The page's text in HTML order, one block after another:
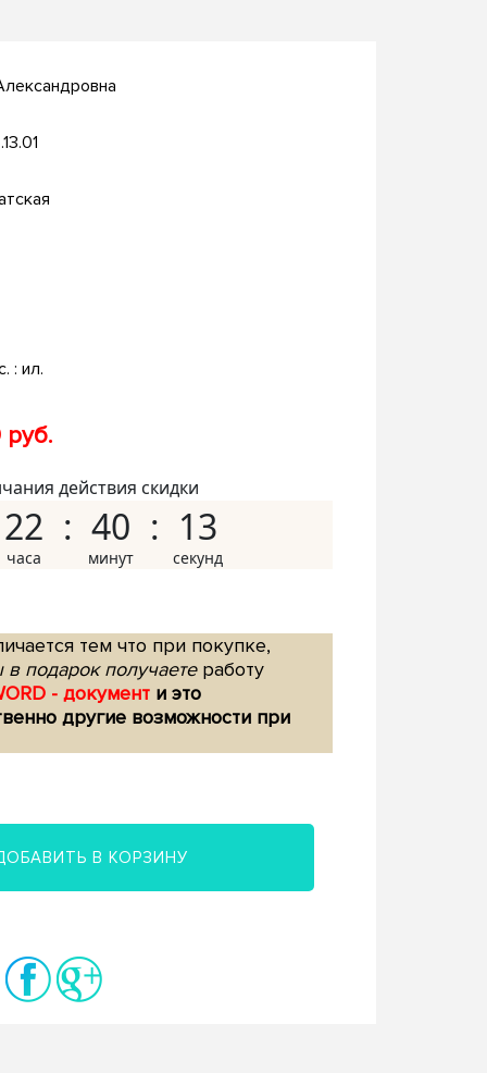
: ил.
действия скидки
22 40 12
тем что при покупке,
подарок получаетеработу
- документ и это
другие возможности при
В КОРЗИНУ